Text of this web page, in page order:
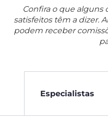
Confira o que alguns
satisfeitos têm a dizer.
podem receber
Especialistas